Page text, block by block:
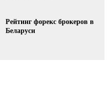
Рейтинг форекс брокеров в
Беларуси